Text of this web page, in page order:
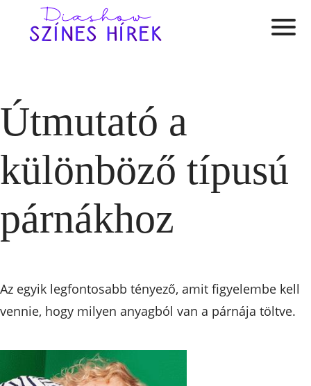
Útmutató a
különböző típusú
párnákhoz
Az egyik legfontosabb tényező, amit figyelembe kell
vennie, hogy milyen anyagból van a párnája töltve.